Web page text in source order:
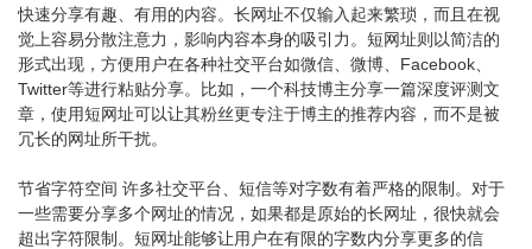
快速分享有趣、有用的内容。长网址不仅输入起来繁琐，而且在视
觉上容易分散注意力，影响内容本身的吸引力。短网址则以简洁的
形式出现，方便用户在各种社交平台如微信、微博、Facebook、
Twitter等进行粘贴分享。比如，一个科技博主分享一篇深度评测文
章，使用短网址可以让其粉丝更专注于博主的推荐内容，而不是被
冗长的网址所干扰。
节省字符空间 许多社交平台、短信等对字数有着严格的限制。对于
一些需要分享多个网址的情况，如果都是原始的长网址，很快就会
超出字符限制。短网址能够让用户在有限的字数内分享更多的信